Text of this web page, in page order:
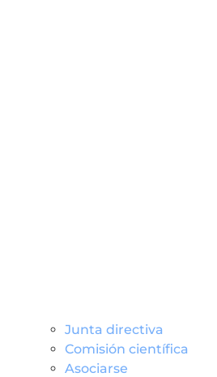
Junta directiva
Comisión científica
Asociarse